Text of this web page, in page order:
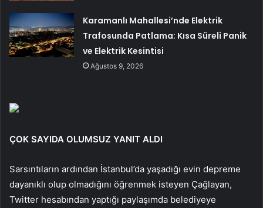
Karamanlı Mahallesi’nde Elektrik
Trafosunda Patlama: Kısa Süreli Panik
ve Elektrik Kesintisi
Ağustos 9, 2026
ÇOK SAYIDA OLUMSUZ YANIT ALDI
Sarsıntıların ardından İstanbul’da yaşadığı evin depreme
dayanıklı olup olmadığını öğrenmek isteyen Çağlayan,
Twitter hesabından yaptığı paylaşımda belediyeye